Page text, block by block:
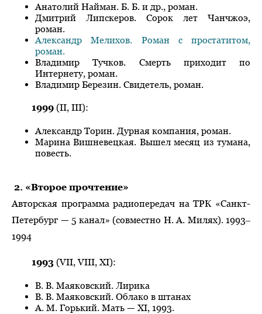
Анатолий Найман. Б. Б. и др., роман.
Дмитрий Липскеров. Сорок лет Чанчжоэ,
роман.
Александр Мелихов. Роман с простатитом,
роман.
Владимир Тучков. Смерть приходит по
Интернету, роман.
Владимир Березин. Свидетель, роман.
1999 (II, III):
Александр Торин. Дурная компания, роман.
Марина Вишневецкая. Вышел месяц из тумана,
повесть.
2. «Второе прочтение»
Авторская программа радиопередач на ТРК «Санкт-
Петербург — 5 канал» (совместно Н. А. Милях). 1993‒
1994
1993 (VII, VIII, XI):
В. В. Маяковский. Лирика
В. В. Маяковский. Облако в штанах
А. М. Горький. Мать — XI, 1993.